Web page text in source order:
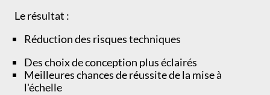
Le résultat :
Réduction des risques techniques
Des choix de conception plus éclairés
Meilleures chances de réussite de la mise à
l'échelle